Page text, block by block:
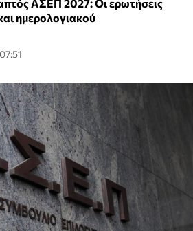
ΑΣΕΠ 2027: Οι ερωτήσεις
ημερολογιακού